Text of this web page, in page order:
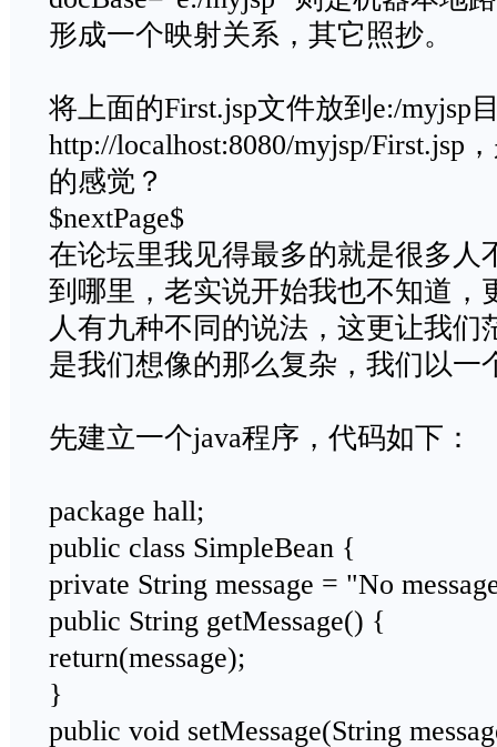
形成一个映射关系，其它照抄。
将上面的First.jsp文件放到e:/myjsp
http://localhost:8080/myjsp/First.jsp
的感觉？
$nextPage$
在论坛里我见得最多的就是很多人
到哪里，老实说开始我也不知道，
人有九种不同的说法，这更让我们
是我们想像的那么复杂，我们以一
先建立一个java程序，代码如下：
package hall;
public class SimpleBean {
private String message = "No
public String getMessage() {
return(message);
}
public void setMessage(String